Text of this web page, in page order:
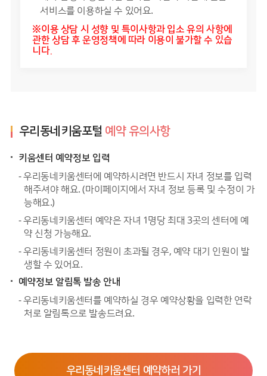
서비스를 이용하실 수 있어요.
※이용 상담 시 성향 및 특이사항과 입소 유의 사항에
관한 상담 후 운영정책에 따라 이용이 불가할 수 있습
니다.
우리동네키움포털 예약 유의사항
키움센터 예약정보 입력
- 우리동네키움센터에 예약하시려면 반드시 자녀 정보를 입력
해주셔야 해요. (마이페이지에서 자녀 정보 등록 및 수정이 가
능해요.)
- 우리동네키움센터 예약은 자녀 1명당 최대 3곳의 센터에 예
약 신청 가능해요.
- 우리동네키움센터 정원이 초과될 경우, 예약 대기 인원이 발
생할 수 있어요.
예약정보 알림톡 발송 안내
- 우리동네키움센터를 예약하실 경우 예약상황을 입력한 연락
처로 알림톡으로 발송드려요.
우리동네키움센터 예약하러 가기